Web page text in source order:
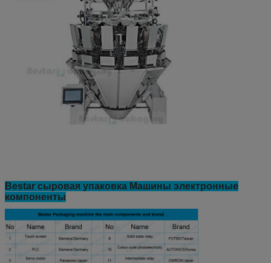
Bestar сыровая упаковка Машины электронные
компоненты